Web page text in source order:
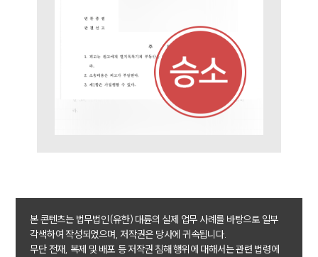
뉴스레터/브로슈어
세미나
대륜법률상담예약
대륜법률상담예약
본 콘텐츠는 법무법인(유한) 대륜의 실제 업무 사례를 바탕으로 일부
각색하여 작성되었으며, 저작권은 당사에 귀속됩니다.
무단 전재, 복제 및 배포 등 저작권 침해 행위에 대해서는 관련 법령에